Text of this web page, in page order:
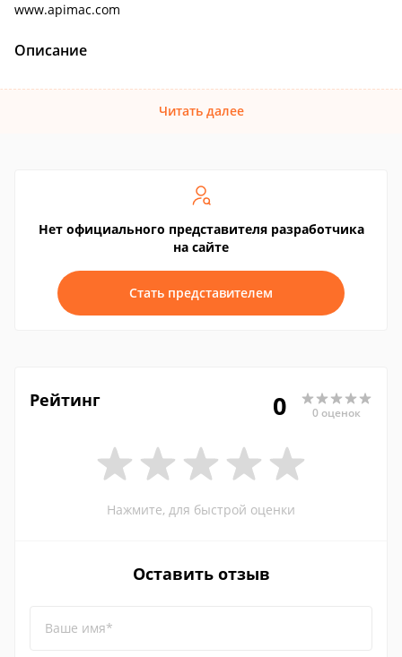
www.apimac.com
Описание
Читать далее
Нет официального представителя разработчика
на сайте
Стать представителем
Рейтинг 0 0 оценок
Нажмите, для быстрой оценки
Оставить отзыв
Ваше имя*